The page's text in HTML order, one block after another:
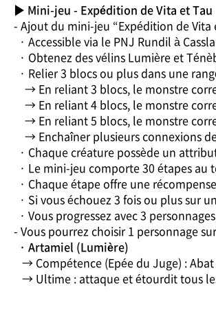
▶ Mini-jeu - Expédition de Vita et Tau
- Ajout du mini-jeu “Expédition de
· Accessible via le PNJ Rundil à
· Obtenez des vélins Lumière et
· Relier 3 blocs ou plus dans une
→ En reliant 3 blocs, le monstre
→ En reliant 4 blocs, le monstre
→ En reliant 5 blocs, le monstre
→ Enchaîner plusieurs connexions
· Chaque créature possède un
· Le mini-jeu comporte 30 étapes
· Chaque étape offre une
· Si vous échouez 3 fois ou plus sur
· Vous progressez avec 3
- Vous pourrez choisir 1 personnage
· Artamiel (Lumière)
→ Compétence (Epée du Juge) :
→ Ultime : attaque et étourdit tous